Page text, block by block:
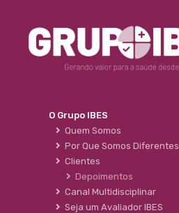
O Grupo IBES
Quem Somos
Por Que Somos Diferentes
Clientes
Depoimentos
Canal Multidisciplinar
Seja um Avaliador IBES